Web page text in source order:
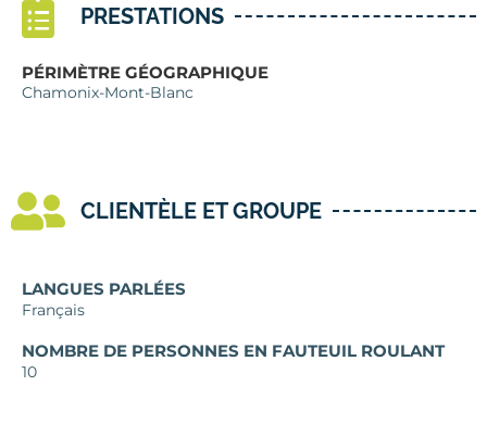
PRESTATIONS
PÉRIMÈTRE GÉOGRAPHIQUE
Chamonix-Mont-Blanc
CLIENTÈLE ET GROUPE
LANGUES PARLÉES
Français
NOMBRE DE PERSONNES EN FAUTEUIL ROULANT
10